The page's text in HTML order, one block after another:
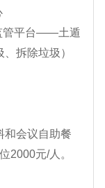
管平台——土遁
拆除垃圾）
和会议自助餐
2000元/人。